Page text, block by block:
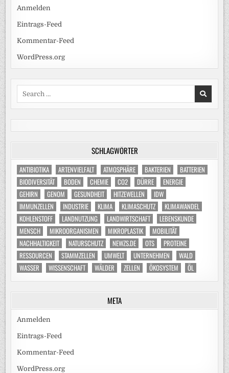
Anmelden
Eintrags-Feed
Kommentar-Feed
WordPress.org
SCHLAGWÖRTER
ANTIBIOTIKA ARTENVIELFALT ATMOSPHÄRE BAKTERIEN
BATTERIEN
BIODIVERSITÄT
BODEN CHEMIE CO2 DÜRRE
ENERGIE
GEHIRN
GENOM GESUNDHEIT HITZEWELLEN
IDW
IMMUNZELLEN
INDUSTRIE KLIMA KLIMASCHUTZ
KLIMAWANDEL
KOHLENSTOFF
LANDNUTZUNG LANDWIRTSCHAFT
LEBENSKUNDE
MENSCH
MIKROORGANISMEN MIKROPLASTIK
MOBILITÄT
NACHHALTIGKEIT
NATURSCHUTZ NEWZS.DE OTS
PROTEINE
RESSOURCEN
STAMMZELLEN UMWELT UNTERNEHMEN
WALD
WASSER
WISSENSCHAFT WÄLDER ZELLEN ÖKOSYSTEM ÖL
META
Anmelden
Eintrags-Feed
Kommentar-Feed
WordPress.org